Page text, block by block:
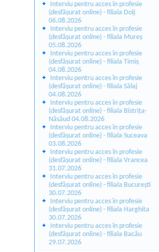
Interviu pentru acces în profesie
(desfășurat online) - filiala Dolj
06.08.2026
Interviu pentru acces în profesie
(desfășurat online) - filiala Mureș
05.08.2026
Interviu pentru acces în profesie
(desfășurat online) - filiala Timiș
04.08.2026
Interviu pentru acces în profesie
(desfășurat online) - filiala Sălaj
04.08.2026
Interviu pentru acces în profesie
(desfășurat online) - filiala Bistrița-
Năsăud 04.08.2026
Interviu pentru acces în profesie
(desfășurat online) - filiala Suceava
03.08.2026
Interviu pentru acces în profesie
(desfășurat online) - filiala Vrancea
31.07.2026
Interviu pentru acces în profesie
(desfășurat online) - filiala București
30.07.2026
Interviu pentru acces în profesie
(desfășurat online) - filiala Harghita
30.07.2026
Interviu pentru acces în profesie
(desfășurat online) - filiala Bacău
29.07.2026